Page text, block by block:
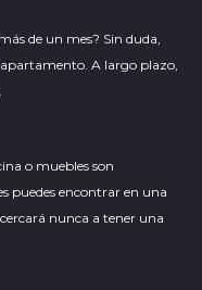
de un mes? Sin duda,
A largo plazo,
o muebles son
puedes encontrar en una
nunca a tener una